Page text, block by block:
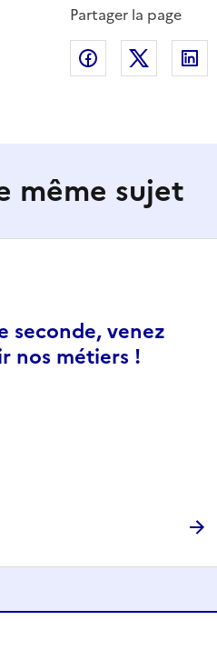
Partager la page
Partager sur
même sujet
seconde, venez
nos métiers !